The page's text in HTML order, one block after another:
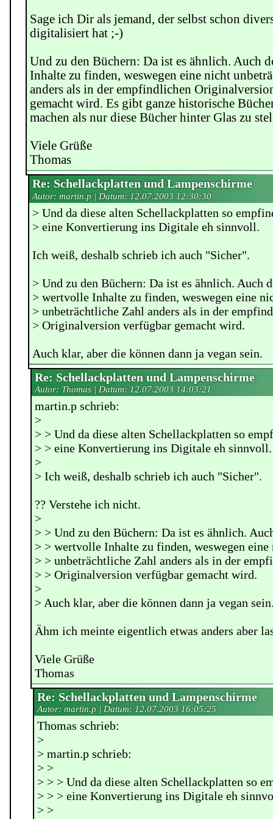
Sage ich Dir als jemand, der selbst schon
digitalisiert hat ;-)
Und zu den Büchern: Da ist es ähnlich. Auch
Inhalte zu finden, weswegen eine nicht
anders als in der empfindlichen
gemacht wird. Es gibt ganze historische
machen als nur diese Bücher hinter Glas zu
Viele Grüße
Thomas
Re: Schellackplatten und Lampenschirme
Autor: martin.p | Datum: 12.07.2003 12:30:30
> Und da diese alten Schellackplatten so
> eine Konvertierung ins Digitale eh sinnvoll.
Ich weiß, deshalb schrieb ich auch "Sicher".
> Und zu den Büchern: Da ist es ähnlich. Auch
> wertvolle Inhalte zu finden, weswegen eine
> unbeträchtliche Zahl anders als in der
> Originalversion verfügbar gemacht wird.
Auch klar, aber die können dann ja vegan sein.
Re: Schellackplatten und Lampenschirme
Autor: Thomas | Datum: 12.07.2003 14:03:21
martin.p schrieb:
>
> > Und da diese alten Schellackplatten so
> > eine Konvertierung ins Digitale eh sinnvoll.
>
> Ich weiß, deshalb schrieb ich auch "Sicher".
?? Verstehe ich nicht.
>
> > Und zu den Büchern: Da ist es ähnlich.
> > wertvolle Inhalte zu finden, weswegen eine
> > unbeträchtliche Zahl anders als in der
> > Originalversion verfügbar gemacht wird.
>
> Auch klar, aber die können dann ja vegan
Ähm ich meinte eigentlich etwas anders aber
Viele Grüße
Thomas
Re: Schellackplatten und Lampenschirme
Autor: martin.p | Datum: 12.07.2003 16:05:25
Thomas schrieb:
>
> martin.p schrieb:
> >
> > > Und da diese alten Schellackplatten so
> > > eine Konvertierung ins Digitale eh
> >